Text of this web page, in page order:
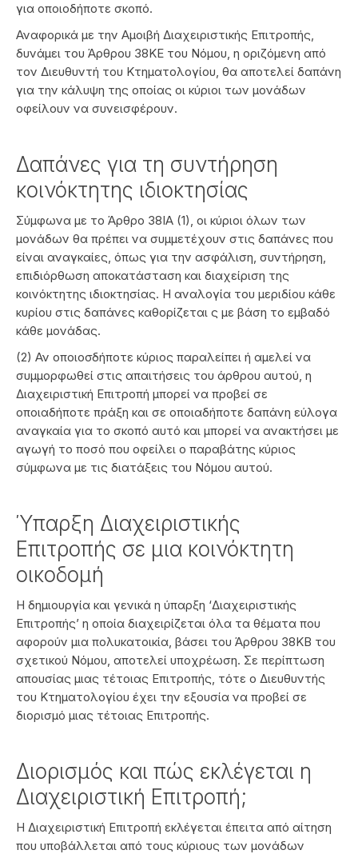
για οποιοδήποτε σκοπό.
Αναφορικά με την Αμοιβή Διαχειριστικής Επιτροπής,
δυνάμει του Άρθρου 38ΚΕ του Νόμου, η οριζόμενη από
τον Διευθυντή του Κτηματολογίου, θα αποτελεί δαπάνη
για την κάλυψη της οποίας οι κύριοι των μονάδων
οφείλουν να συνεισφέρουν.
Δαπάνες για τη συντήρηση
κοινόκτητης ιδιοκτησίας
Σύμφωνα με το Άρθρο 38ΙΑ (1), οι κύριοι όλων των
μονάδων θα πρέπει να συμμετέχουν στις δαπάνες που
είναι αναγκαίες, όπως για την ασφάλιση, συντήρηση,
επιδιόρθωση αποκατάσταση και διαχείριση της
κοινόκτητης ιδιοκτησίας. Η αναλογία του μεριδίου κάθε
κυρίου στις δαπάνες καθορίζεται ς με βάση το εμβαδό
κάθε μονάδας.
(2) Αν οποιοσδήποτε κύριος παραλείπει ή αμελεί να
συμμορφωθεί στις απαιτήσεις του άρθρου αυτού, η
Διαχειριστική Επιτροπή μπορεί να προβεί σε
οποιαδήποτε πράξη και σε οποιαδήποτε δαπάνη εύλογα
αναγκαία για το σκοπό αυτό και μπορεί να ανακτήσει με
αγωγή το ποσό που οφείλει ο παραβάτης κύριος
σύμφωνα με τις διατάξεις του Νόμου αυτού.
Ύπαρξη Διαχειριστικής
Επιτροπής σε μια κοινόκτητη
οικοδομή
Η δημιουργία και γενικά η ύπαρξη ‘Διαχειριστικής
Επιτροπής’ η οποία διαχειρίζεται όλα τα θέματα που
αφορούν μια πολυκατοικία, βάσει του Άρθρου 38ΚΒ του
σχετικού Νόμου, αποτελεί υποχρέωση. Σε περίπτωση
απουσίας μιας τέτοιας Επιτροπής, τότε ο Διευθυντής
του Κτηματολογίου έχει την εξουσία να προβεί σε
διορισμό μιας τέτοιας Επιτροπής.
Διορισμός και πώς εκλέγεται η
Διαχειριστική Επιτροπή;
Η Διαχειριστική Επιτροπή εκλέγεται έπειτα από αίτηση
που υποβάλλεται από τους κύριους των μονάδων